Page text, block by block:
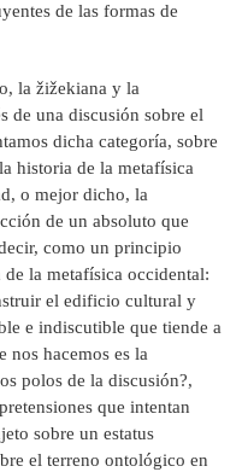
de las formas de
la žižekiana y la
de una discusión sobre el
dicha categoría, sobre
historia de la metafísica
o mejor dicho, la
de un absoluto que
como un principio
la metafísica occidental:
el edificio cultural y
e indiscutible que tiende a
nos hacemos es la
polos de la discusión?,
que intentan
sobre un estatus
el terreno ontológico en